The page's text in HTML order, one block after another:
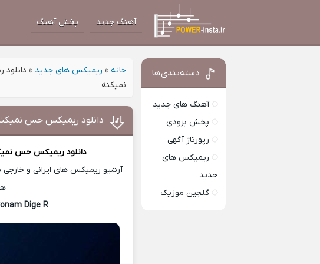
آهنگ جدید پخش آهنگ
خانه » ریمیکس های جدید »
نمیکنه
دانلود ریمیکس حس
دانلود ریمیکس حس
آرشیو ریمیکس های ایرانی و
Download Remix
Dige R
دسته‌بندی‌ها
آهنگ های جدید
پخش بزودی
رپورتاژ آگهی
ریمیکس های
جدید
گلچین موزیک